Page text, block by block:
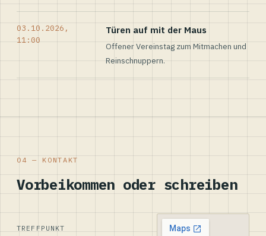
03.10.2026,
11:00
Türen auf mit der Maus
Offener Vereinstag zum Mitmachen und
Reinschnuppern.
04 — KONTAKT
Vorbeikommen oder schreiben
TREFFPUNKT